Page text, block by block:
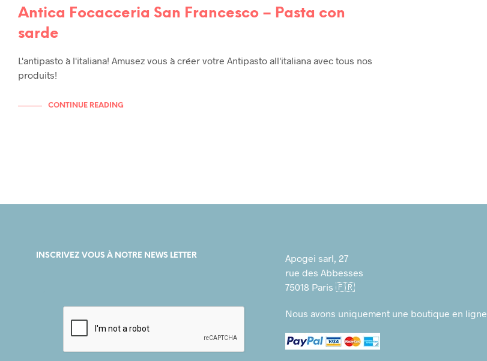
Antica Focacceria San Francesco – Pasta con
sarde
L'antipasto à l'italiana! Amusez vous à créer votre Antipasto all'italiana avec tous nos
produits!
CONTINUE READING
INSCRIVEZ VOUS À NOTRE NEWS LETTER
Apogei sarl, 27
rue des Abbesses
75018 Paris 🇫🇷
Nous avons uniquement une boutique en ligne